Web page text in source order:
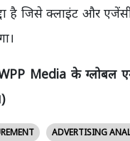
है जिसे क्लाइंट और
Media के ग्लोबल
ADVERTISING